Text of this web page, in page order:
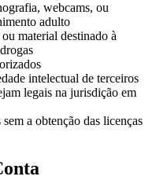
webcams, ou
adulto
material destinado à
intelectual de terceiros
legais na jurisdição em
a obtenção das licenças